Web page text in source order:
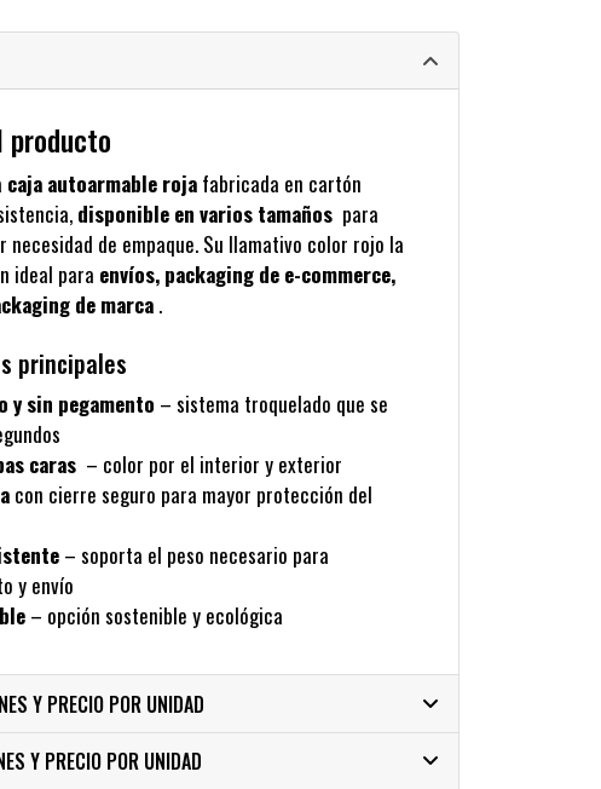
producto
caja autoarmable roja fabricada en cartón
disponible en varios tamaños para
necesidad de empaque. Su llamativo color rojo la
ideal para envíos, packaging de e-commerce,
de marca .
principales
y sin pegamento – sistema troquelado que se
caras – color por el interior y exterior
con cierre seguro para mayor protección del
– soporta el peso necesario para
y envío
– opción sostenible y ecológica
Y PRECIO POR UNIDAD
Y PRECIO POR UNIDAD